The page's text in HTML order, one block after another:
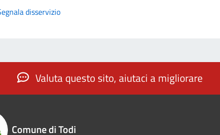
disservizio
Valuta questo sito, aiutaci a migliorare
Comune di Todi